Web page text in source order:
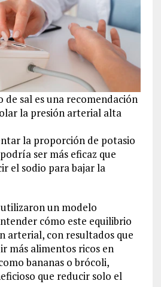
de sal es una recomendación
la presión arterial alta
la proporción de potasio
ser más eficaz que
el sodio para bajar la
un modelo
cómo este equilibrio
arterial, con resultados que
más alimentos ricos en
bananas o brócoli,
que reducir solo el